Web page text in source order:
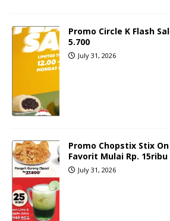
Promo Circle K Flash
5.700
July 31, 2026
Promo Chopstix Stix
Favorit Mulai Rp. 15ribu
July 31, 2026